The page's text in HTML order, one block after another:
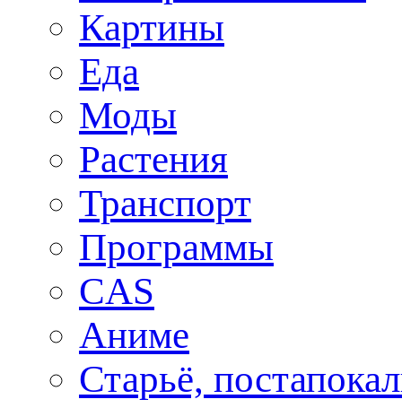
Картины
Еда
Моды
Растения
Транспорт
Программы
CAS
Аниме
Старьё,